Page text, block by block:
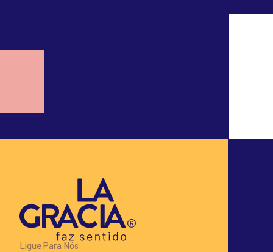
Ligue Para Nós